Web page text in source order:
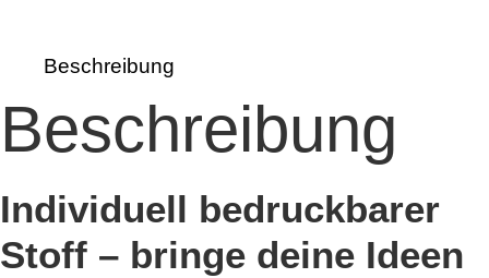
Beschreibung
Beschreibung
Individuell bedruckbarer
Stoff – bringe deine Ideen